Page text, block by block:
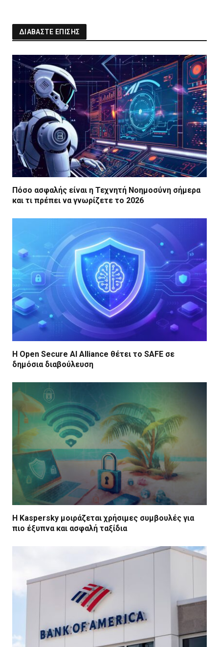
ΔΙΑΒΑΣΤΕ ΕΠΙΣΗΣ
Πόσο ασφαλής είναι η Τεχνητή Νοημοσύνη σήμερα
και τι πρέπει να γνωρίζετε το 2026
Η Open Secure AI Alliance θέτει το SAFE σε
δημόσια διαβούλευση
Η Kaspersky μοιράζεται χρήσιμες συμβουλές για
πιο έξυπνα και ασφαλή ταξίδια